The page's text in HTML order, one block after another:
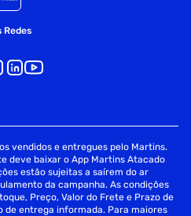
Redes
vendidos e entregues pelo Martins.
deve baixar o App Martins Atacado
estão sujeitas a saírem do ar
da campanha. As condições
Preço, Valor do Frete e Prazo de
de entrega informada. Para maiores